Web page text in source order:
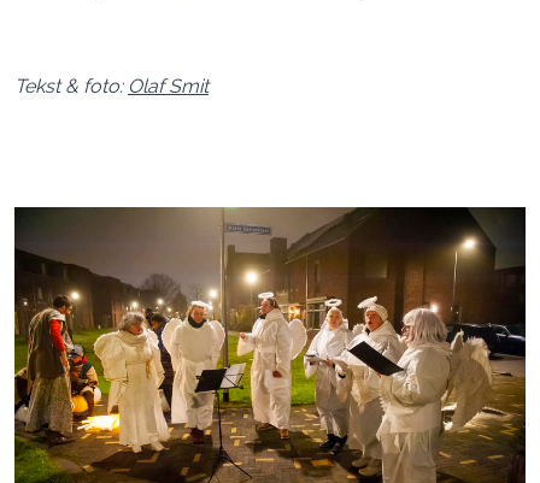
Tekst & foto: Olaf Smit